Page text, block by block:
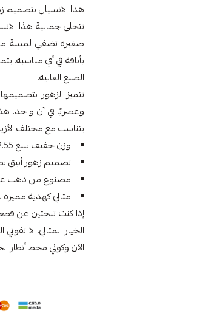
هذا الانسيال بتصميم
تتجلى جمالية هذا
صغيرة تضفي لمسة من
بأناقة في أي مناسبة.
الصنع العالية.
تتميز الزهور
وعصريًا في آن واحد.
يتناسب مع مختلف
وزن خفيف يبلغ 2.55 جرام، مما يجعله مريحًا وسهل الارتداء.
تصميم زهور
مصنوع من ذهب عيار 18، مما يضمن لك جودة
مثالي كهدية مميزة
الخيار المثالي. لا
الآن وكوني محط أنظار